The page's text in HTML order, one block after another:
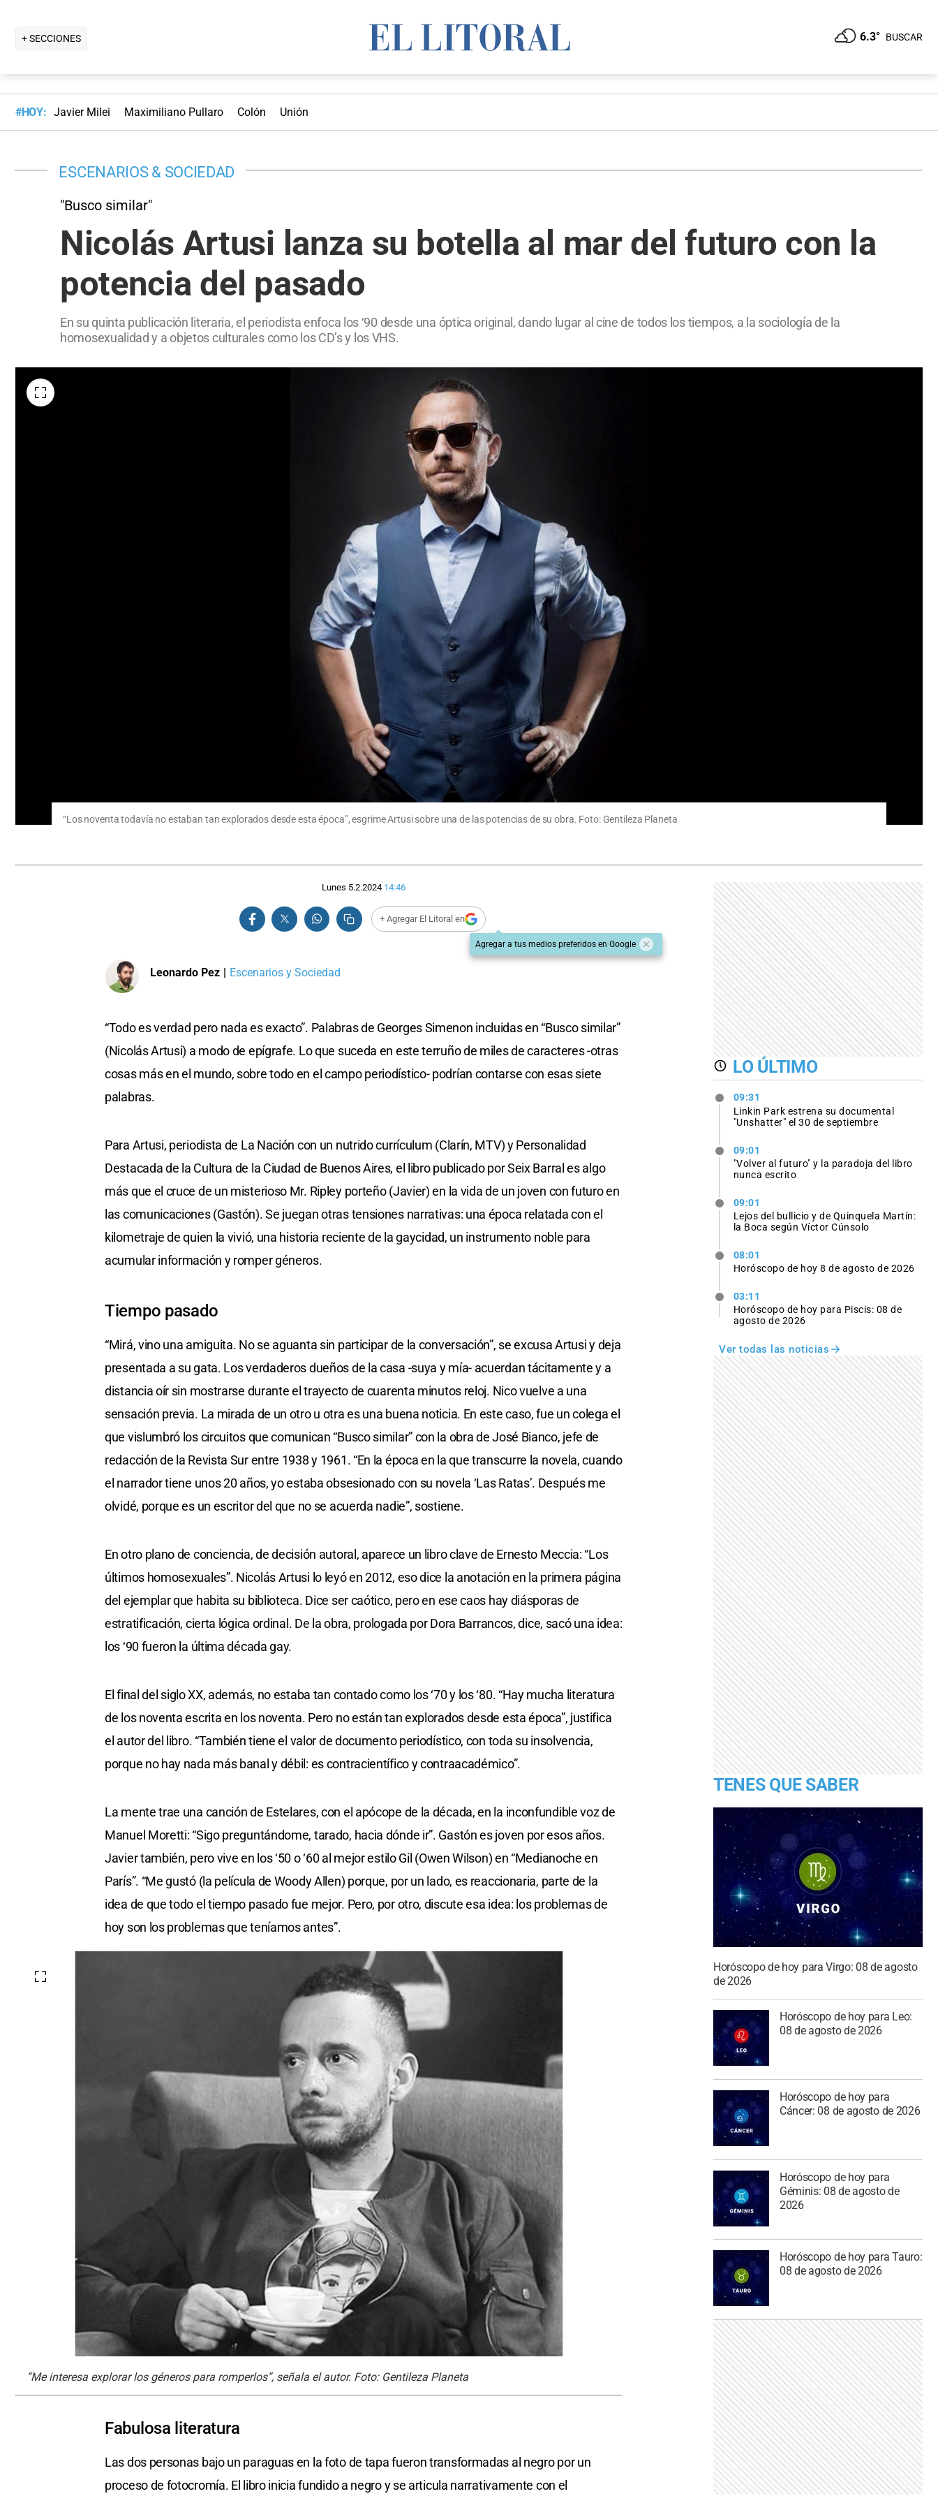
+ SECCIONES 6.3° BUSCAR
#HOY: Javier Milei Maximiliano Pullaro Colón Unión
ESCENARIOS & SOCIEDAD
"Busco similar"
Nicolás Artusi lanza su botella al mar del futuro con la
potencia del pasado
En su quinta publicación literaria, el periodista enfoca los ‘90 desde una óptica original, dando lugar al cine de todos los tiempos, a la sociología de la
homosexualidad y a objetos culturales como los CD’s y los VHS.
“Los noventa todavía no estaban tan explorados desde esta época”, esgrime Artusi sobre una de las potencias de su obra. Foto: Gentileza Planeta
Lunes 5.2.2024 14:46
+ Agregar El Litoral en
Agregar a tus medios preferidos en Google
Leonardo Pez | Escenarios y Sociedad
“Todo es verdad pero nada es exacto”. Palabras de Georges Simenon incluidas en “Busco similar”
(Nicolás Artusi) a modo de epígrafe. Lo que suceda en este terruño de miles de caracteres -otras
cosas más en el mundo, sobre todo en el campo periodístico- podrían contarse con esas siete
palabras.
Para Artusi, periodista de La Nación con un nutrido currículum (Clarín, MTV) y Personalidad
Destacada de la Cultura de la Ciudad de Buenos Aires, el libro publicado por Seix Barral es algo
más que el cruce de un misterioso Mr. Ripley porteño (Javier) en la vida de un joven con futuro en
las comunicaciones (Gastón). Se juegan otras tensiones narrativas: una época relatada con el
kilometraje de quien la vivió, una historia reciente de la gaycidad, un instrumento noble para
acumular información y romper géneros.
Tiempo pasado
“Mirá, vino una amiguita. No se aguanta sin participar de la conversación”, se excusa Artusi y deja
presentada a su gata. Los verdaderos dueños de la casa -suya y mía- acuerdan tácitamente y a
distancia oír sin mostrarse durante el trayecto de cuarenta minutos reloj. Nico vuelve a una
sensación previa. La mirada de un otro u otra es una buena noticia. En este caso, fue un colega el
que vislumbró los circuitos que comunican “Busco similar” con la obra de José Bianco, jefe de
redacción de la Revista Sur entre 1938 y 1961. “En la época en la que transcurre la novela, cuando
el narrador tiene unos 20 años, yo estaba obsesionado con su novela ‘Las Ratas’. Después me
olvidé, porque es un escritor del que no se acuerda nadie”, sostiene.
En otro plano de conciencia, de decisión autoral, aparece un libro clave de Ernesto Meccia: “Los
últimos homosexuales”. Nicolás Artusi lo leyó en 2012, eso dice la anotación en la primera página
del ejemplar que habita su biblioteca. Dice ser caótico, pero en ese caos hay diásporas de
estratificación, cierta lógica ordinal. De la obra, prologada por Dora Barrancos, dice, sacó una idea:
los ‘90 fueron la última década gay.
El final del siglo XX, además, no estaba tan contado como los ‘70 y los ‘80. “Hay mucha literatura
de los noventa escrita en los noventa. Pero no están tan explorados desde esta época”, justifica
el autor del libro. “También tiene el valor de documento periodístico, con toda su insolvencia,
porque no hay nada más banal y débil: es contracientífico y contraacadémico”.
La mente trae una canción de Estelares, con el apócope de la década, en la inconfundible voz de
Manuel Moretti: “Sigo preguntándome, tarado, hacia dónde ir”. Gastón es joven por esos años.
Javier también, pero vive en los ‘50 o ‘60 al mejor estilo Gil (Owen Wilson) en “Medianoche en
París”. “Me gustó (la película de Woody Allen) porque, por un lado, es reaccionaria, parte de la
idea de que todo el tiempo pasado fue mejor. Pero, por otro, discute esa idea: los problemas de
hoy son los problemas que teníamos antes”.
“Me interesa explorar los géneros para romperlos”, señala el autor. Foto: Gentileza Planeta
Fabulosa literatura
Las dos personas bajo un paraguas en la foto de tapa fueron transformadas al negro por un
proceso de fotocromía. El libro inicia fundido a negro y se articula narrativamente con el
LO ÚLTIMO
09:31
Linkin Park estrena su documental
"Unshatter" el 30 de septiembre
09:01
"Volver al futuro" y la paradoja del libro
nunca escrito
09:01
Lejos del bullicio y de Quinquela Martín:
la Boca según Víctor Cúnsolo
08:01
Horóscopo de hoy 8 de agosto de 2026
03:11
Horóscopo de hoy para Piscis: 08 de
agosto de 2026
Ver todas las noticias
TENES QUE SABER
Horóscopo de hoy para Virgo: 08 de agosto
de 2026
Horóscopo de hoy para Leo:
08 de agosto de 2026
Horóscopo de hoy para
Cáncer: 08 de agosto de 2026
Horóscopo de hoy para
Géminis: 08 de agosto de
2026
Horóscopo de hoy para Tauro:
08 de agosto de 2026